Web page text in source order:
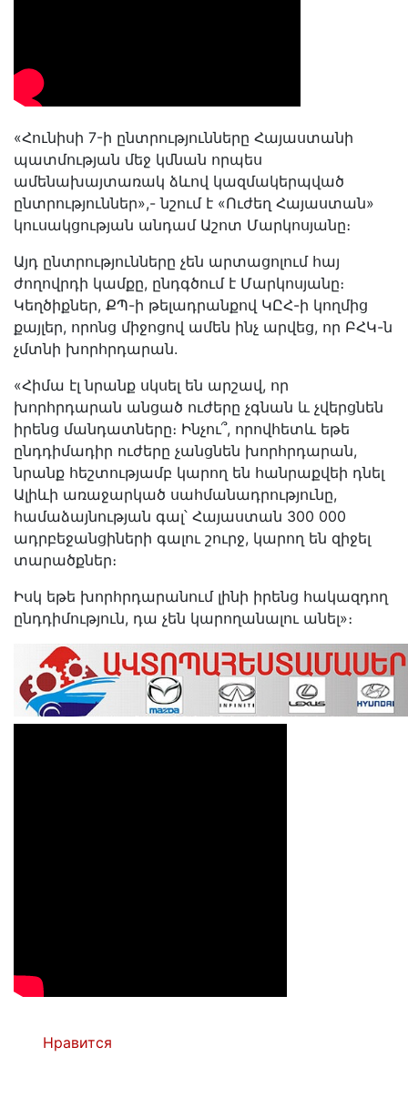
«Հունիսի 7-ի ընտրությունները Հայաստանի
պատմության մեջ կմնան որպես
ամենախայտառակ ձևով կազմակերպված
ընտրություններ»,- նշում է «Ուժեղ Հայաստան»
կուսակցության անդամ Աշոտ Մարկոսյանը։
Այդ ընտրությունները չեն արտացոլում հայ
ժողովրդի կամքը, ընդգծում է Մարկոսյանը։
Կեղծիքներ, ՔՊ-ի թելադրանքով ԿԸՀ-ի կողմից
քայլեր, որոնց միջոցով ամեն ինչ արվեց, որ ԲՀԿ-ն
չմտնի խորհրդարան.
«Հիմա էլ նրանք սկսել են արշավ, որ
խորհրդարան անցած ուժերը չգնան և չվերցնեն
իրենց մանդատները։ Ինչու՞, որովհետև եթե
ընդդիմադիր ուժերը չանցնեն խորհրդարան,
նրանք հեշտությամբ կարող են հանրաքվեի դնել
Ալիևի առաջարկած սահմանադրությունը,
համաձայնության գալ՝ Հայաստան 300 000
ադրբեջանցիների գալու շուրջ, կարող են զիջել
տարածքներ։
Իսկ եթե խորհրդարանում լինի իրենց հակազդող
ընդդիմություն, դա չեն կարողանալու անել»։
Нравится